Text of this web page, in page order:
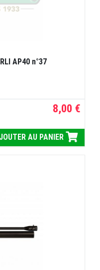
AP40 n°37
8,00 €
AU PANIER